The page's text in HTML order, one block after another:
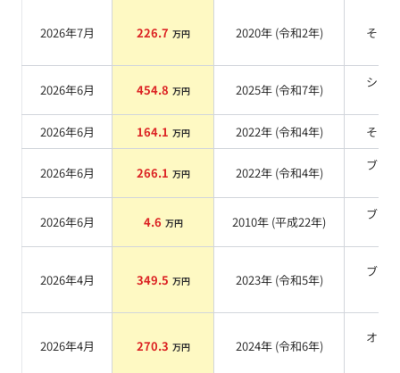
2026年7月 226.7 万円 2020年 (令和2年) その他
2026年6月 454.8 万円 2025年 (令和7年)
シル
2026年6月
164.1 万円 2022年 (令和4年) その他
2026年6月 266.1 万円 2022年 (令和4年)
ブラ
2026年6月 4.6 万円 2010年 (平成22年)
ブラ
2026年4月 349.5 万円 2023年 (令和5年)
ブラ
2026年4月 270.3 万円 2024年 (令和6年)
オレ